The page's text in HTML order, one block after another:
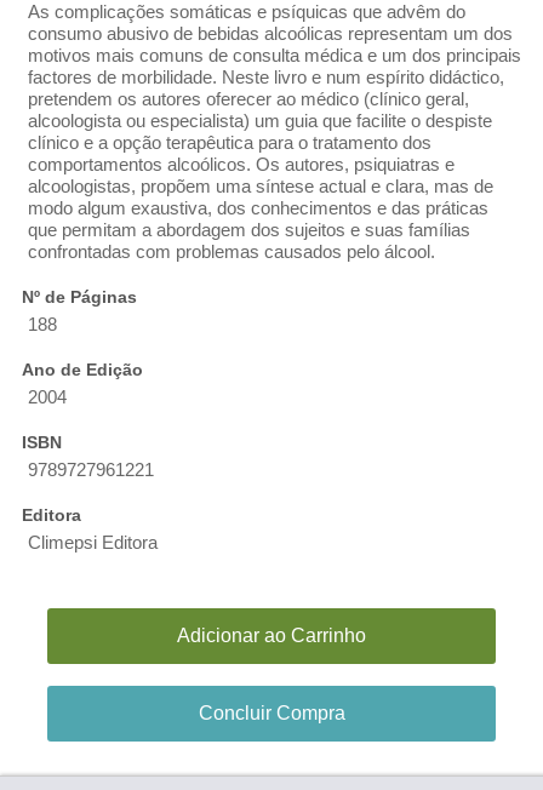
As complicações somáticas e psíquicas que advêm do
consumo abusivo de bebidas alcoólicas representam um dos
motivos mais comuns de consulta médica e um dos principais
factores de morbilidade. Neste livro e num espírito didáctico,
pretendem os autores oferecer ao médico (clínico geral,
alcoologista ou especialista) um guia que facilite o despiste
clínico e a opção terapêutica para o tratamento dos
comportamentos alcoólicos. Os autores, psiquiatras e
alcoologistas, propõem uma síntese actual e clara, mas de
modo algum exaustiva, dos conhecimentos e das práticas
que permitam a abordagem dos sujeitos e suas famílias
confrontadas com problemas causados pelo álcool.
Nº de Páginas
188
Ano de Edição
2004
ISBN
9789727961221
Editora
Climepsi Editora
Adicionar ao Carrinho
Concluir Compra